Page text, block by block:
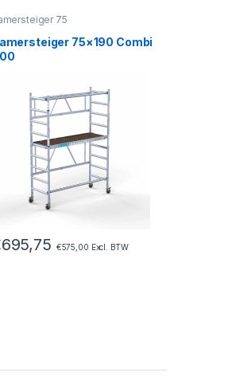
75
75×190 Combi
695,75 €575,00 Excl. BTW